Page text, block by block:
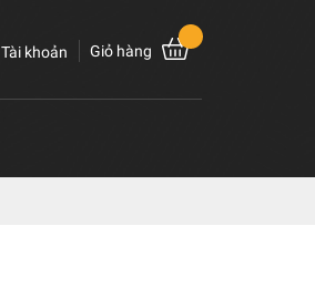
Tài khoản Giỏ hàng